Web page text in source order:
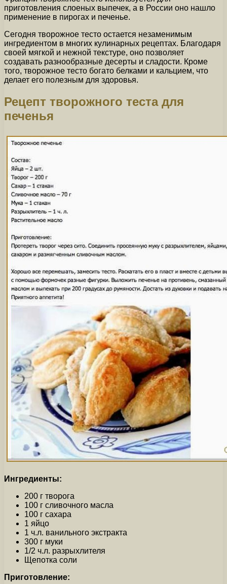
приготовления слоеных выпечек, а в России оно нашло
применение в пирогах и печенье.
Сегодня творожное тесто остается незаменимым
ингредиентом в многих кулинарных рецептах. Благодаря
своей мягкой и нежной текстуре, оно позволяет
создавать разнообразные десерты и сладости. Кроме
того, творожное тесто богато белками и кальцием, что
делает его полезным для здоровья.
Рецепт творожного теста для
печенья
Ингредиенты:
200 г творога
100 г сливочного масла
100 г сахара
1 яйцо
1 ч.л. ванильного экстракта
300 г муки
1/2 ч.л. разрыхлителя
Щепотка соли
Приготовление: